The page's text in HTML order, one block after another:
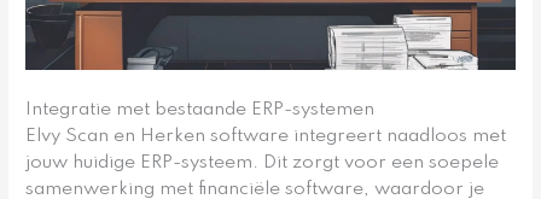
Integratie met bestaande ERP-systemen
Elvy Scan en Herken software integreert naadloos met
jouw huidige ERP-systeem. Dit zorgt voor een soepele
samenwerking met financiële software, waardoor je